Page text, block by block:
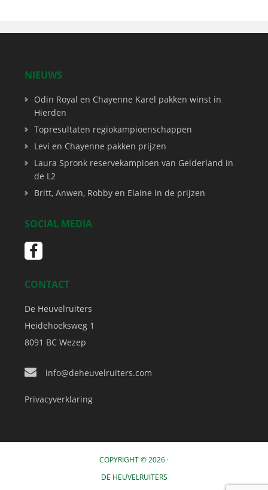
NIEUWS
Odin Royal en Chayenne Karel pakken winst in
Hierden
Topresultaten regiokampioenschappen
Levi en Chayenne pakken prijzen
Laura Spronk reservekampioen van Gelderland in
de L2
Britt, Anwen, Robby en Elaine in de prijzen
SOCIAL MEDIA
CONTACT
De Heuvelruiters
Heidehoeksweg 1
8091 BC Wezep
info@deheuvelruiters.com
Privacyverklaring
COPYRIGHT © 2026 ·
DE HEUVELRUITERS